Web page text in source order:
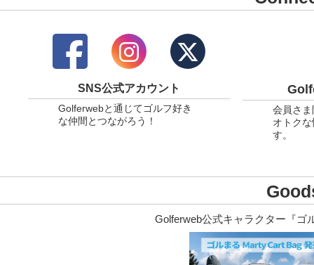
SNS公式アカウント
Golferwebと通じてゴルフ好き
な仲間とつながろう！
会員さ
オトク
す。
Golferweb公式キャラクター『ゴ